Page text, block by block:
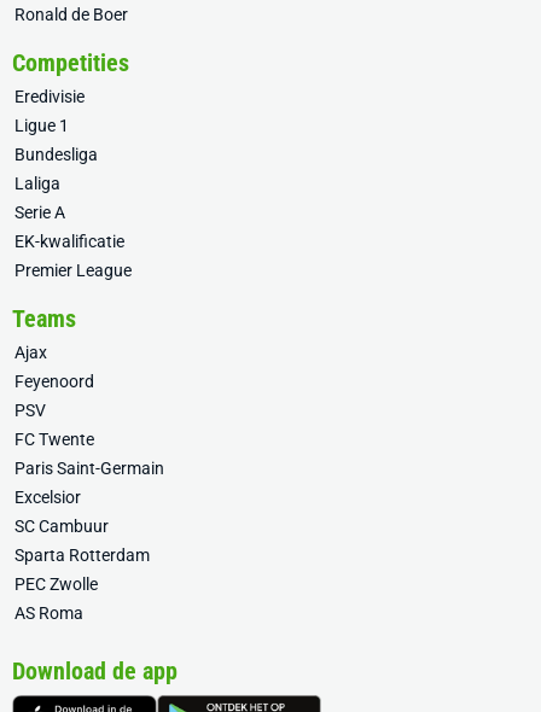
Ronald de Boer
Competities
Eredivisie
Ligue 1
Bundesliga
Laliga
Serie A
EK-kwalificatie
Premier League
Teams
Ajax
Feyenoord
PSV
FC Twente
Paris Saint-Germain
Excelsior
SC Cambuur
Sparta Rotterdam
PEC Zwolle
AS Roma
Download de app